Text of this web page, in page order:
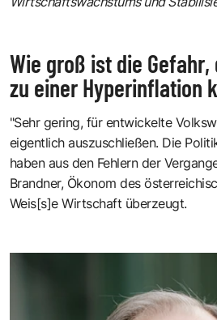
Wie groß ist die
zu einer Hyperinflation
"Sehr gering, für entwickelte
eigentlich auszuschließen. Die
haben aus den Fehlern der
Brandner, Ökonom des
Weis[s]e Wirtschaft überzeugt.